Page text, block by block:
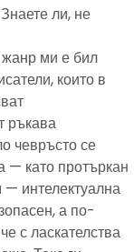
ли, не
ми е бил
които в
ръкава
чевръсто се
— като протъркан
интелектуална
а по-
с ласкателства